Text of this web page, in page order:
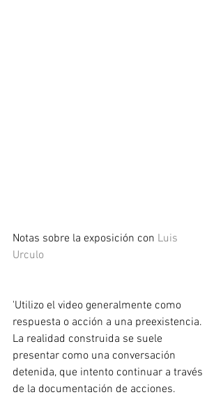
Notas sobre la exposición con Luis
Urculo
'Utilizo el video generalmente como
respuesta o acción a una preexistencia.
La realidad construida se suele
presentar como una conversación
detenida, que intento continuar a través
de la documentación de acciones.